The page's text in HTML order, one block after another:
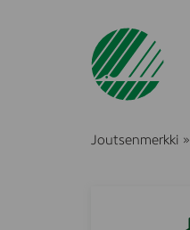
Joutsenmerkki »